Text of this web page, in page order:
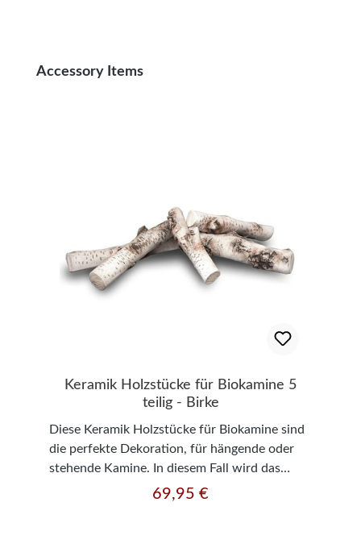
Produktgalerie überspringen
Accessory Items
Keramik Holzstücke für Biokamine 5
teilig - Birke
Diese Keramik Holzstücke für Biokamine sind
die perfekte Dekoration, für hängende oder
stehende Kamine. In diesem Fall wird das
Birkenholz imitiert und ähnelt sehr dem
Regulärer Preis:
69,95 €